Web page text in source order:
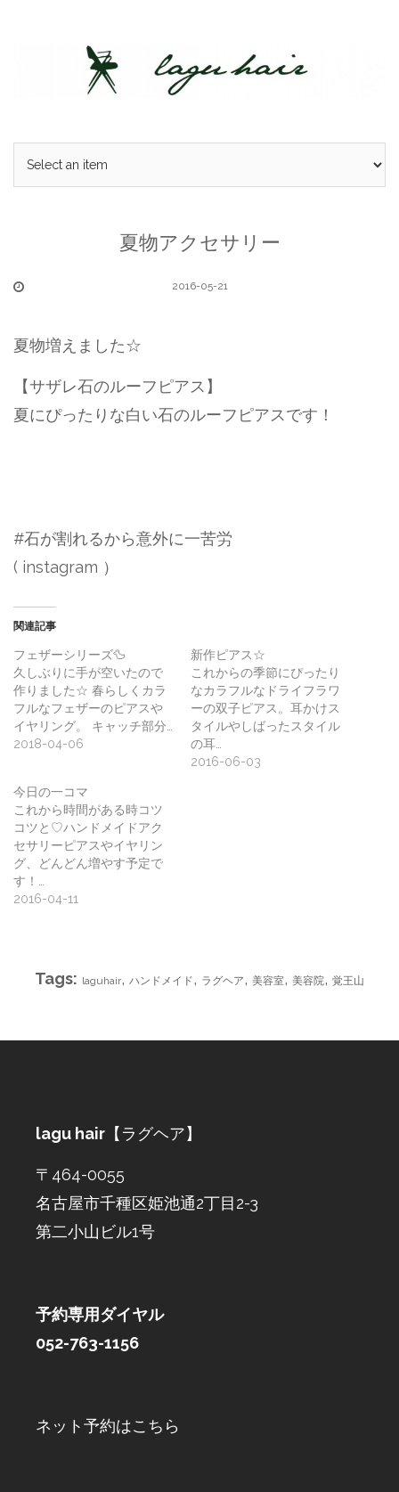
夏物アクセサリー
2016-05-21
夏物増えました☆
【サザレ石のルーフピアス】
夏にぴったりな白い石のルーフピアスです！
#石が割れるから意外に一苦労
( instagram ）
関連記事
フェザーシリーズ🦆
久しぶりに手が空いたので
作りました☆ 春らしくカラ
フルなフェザーのピアスや
イヤリング。 キャッチ部分…
2018-04-06
新作ピアス☆
これからの季節にぴったり
なカラフルなドライフラワ
ーの双子ピアス。耳かけス
タイルやしばったスタイル
の耳…
2016-06-03
今日の一コマ
これから時間がある時コツ
コツと♡ハンドメイドアク
セサリーピアスやイヤリン
グ、どんどん増やす予定で
す！…
2016-04-11
Tags: laguhair, ハンドメイド, ラグヘア, 美容室, 美容院, 覚王山
lagu hair 【ラグヘア】
〒464-0055
名古屋市千種区姫池通2丁目2-3
第二小山ビル1号
予約専用ダイヤル
052-763-1156
ネット予約はこちら